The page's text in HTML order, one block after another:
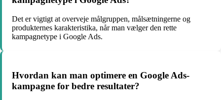
Det er vigtigt at overveje målgruppen, målsætningerne og
produkternes karakteristika, når man vælger den rette
kampagnetype i Google Ads.
Hvordan kan man optimere en Google Ads-
kampagne for bedre resultater?